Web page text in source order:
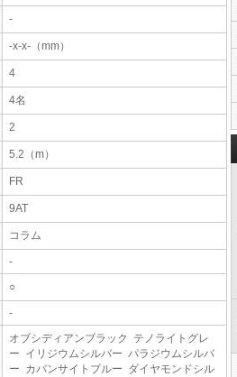
-
-x-x-（mm）
4
4名
2
5.2（m）
FR
9AT
コラム
-
○
-
オブシディアンブラック テノライトグレ
ー イリジウムシルバー パラジウムシルバ
ー カバンサイトブルー ダイヤモンドシル